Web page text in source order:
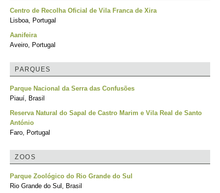
Centro de Recolha Oficial de Vila Franca de Xira
Lisboa, Portugal
Aanifeira
Aveiro, Portugal
PARQUES
Parque Nacional da Serra das Confusões
Piauí, Brasil
Reserva Natural do Sapal de Castro Marim e Vila Real de Santo
António
Faro, Portugal
ZOOS
Parque Zoológico do Rio Grande do Sul
Rio Grande do Sul, Brasil